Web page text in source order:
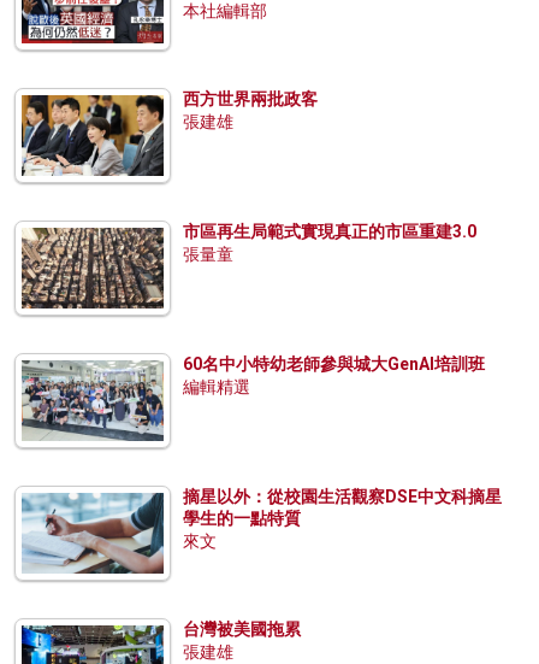
本社編輯部
西方世界兩批政客
張建雄
市區再生局範式實現真正的市區重建3.0
張量童
60名中小特幼老師參與城大GenAI培訓班
編輯精選
摘星以外：從校園生活觀察DSE中文科摘星
學生的一點特質
來文
台灣被美國拖累
張建雄